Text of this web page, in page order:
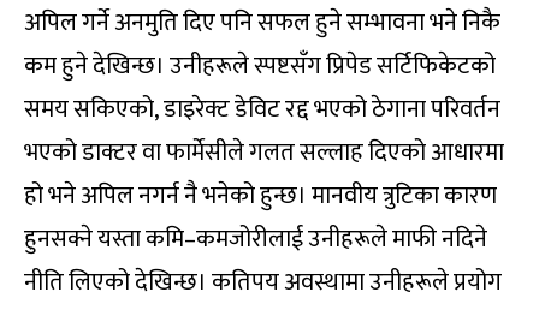
अपिल गर्ने अनमुति दिए पनि सफल हुने सम्भावना भने निकै
कम हुने देखिन्छ। उनीहरूले स्पष्टसँग प्रिपेड सर्टिफिकेटको
समय सकिएको, डाइरेक्ट डेविट रद्द भएको ठेगाना परिवर्तन
भएको डाक्टर वा फार्मेसीले गलत सल्लाह दिएको आधारमा
हो भने अपिल नगर्न नै भनेको हुन्छ। मानवीय त्रुटिका कारण
हुनसक्ने यस्ता कमि–कमजोरीलाई उनीहरूले माफी नदिने
नीति लिएको देखिन्छ। कतिपय अवस्थामा उनीहरूले प्रयोग